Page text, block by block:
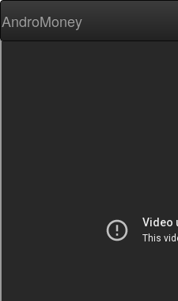
AndroMoney